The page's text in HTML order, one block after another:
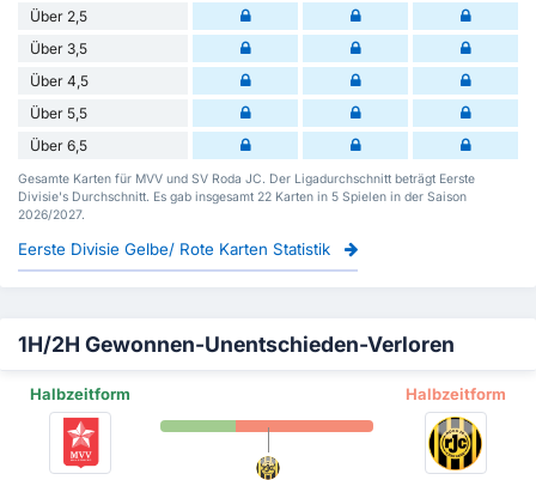
Über 2,5
Über 3,5
Über 4,5
Über 5,5
Über 6,5
Gesamte Karten für MVV und SV Roda JC. Der Ligadurchschnitt beträgt Eerste
Divisie's Durchschnitt. Es gab insgesamt 22 Karten in 5 Spielen in der Saison
2026/2027.
Eerste Divisie Gelbe/ Rote Karten Statistik
1H/2H Gewonnen-Unentschieden-Verloren
Halbzeitform Halbzeitform